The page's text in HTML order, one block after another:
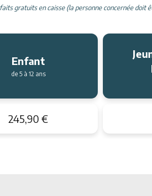
gratuits en caisse (la personne concernée doit
Enfant
de 5 à 12 ans
245,90 €